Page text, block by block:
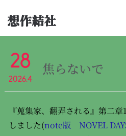
想作結社
28
2026.4
焦らないで
『蒐集家、翻弄される』第二
しました(note版 NOVEL